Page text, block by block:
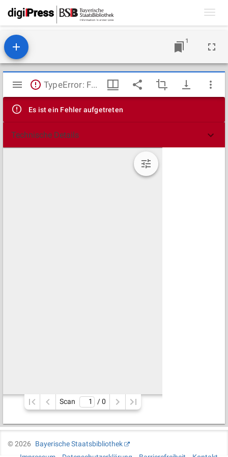
1
Mirador
Viewer
TypeError: Failed to fetch
Es ist ein Fehler aufgetreten
Technische Details
Scan / 0
©2026
Bayerische Staatsbibliothek